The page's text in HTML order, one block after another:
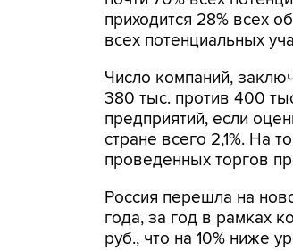
приходится 28% всех
всех потенциальных
Число компаний,
380 тыс. против 400
предприятий, если
стране всего 2,1%. На
проведенных торгов
Россия перешла на
года, за год в рамках
руб., что на 10% ниже